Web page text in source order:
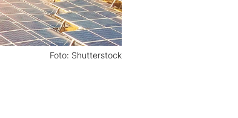
Foto: Shutterstock